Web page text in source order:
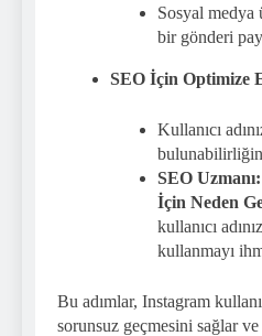
Sosyal
bir gönderi
SEO İçin Optimize
Kullanıcı
SEO
İçin Neden
kullanıcı
kullanmayı
Bu adımlar, Instagram
sorunsuz geçmesini sağlar